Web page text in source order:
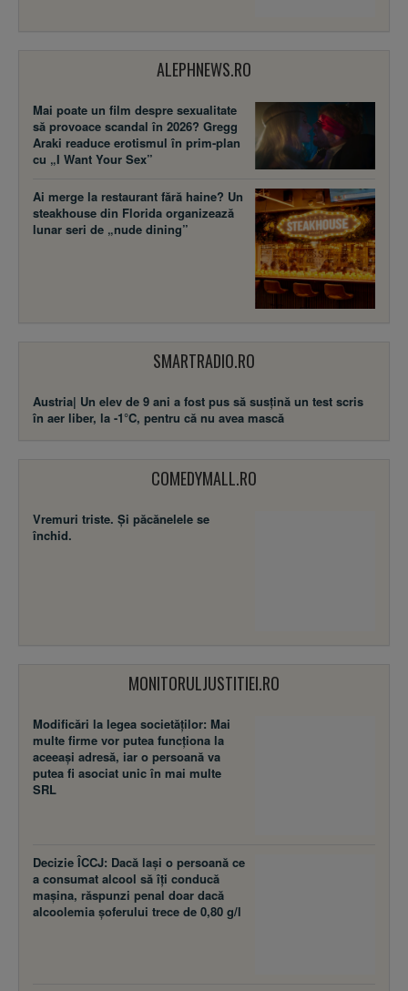
ALEPHNEWS.RO
Mai poate un film despre sexualitate
să provoace scandal în 2026? Gregg
Araki readuce erotismul în prim-plan
cu „I Want Your Sex”
Ai merge la restaurant fără haine? Un
steakhouse din Florida organizează
lunar seri de „nude dining”
SMARTRADIO.RO
Austria| Un elev de 9 ani a fost pus să susţină un test scris
în aer liber, la -1°C, pentru că nu avea mască
COMEDYMALL.RO
Vremuri triste. Şi păcănelele se
închid.
MONITORULJUSTITIEI.RO
Modificări la legea societăţilor: Mai
multe firme vor putea funcţiona la
aceeaşi adresă, iar o persoană va
putea fi asociat unic în mai multe
SRL
Decizie ÎCCJ: Dacă laşi o persoană ce
a consumat alcool să îţi conducă
maşina, răspunzi penal doar dacă
alcoolemia şoferului trece de 0,80 g/l